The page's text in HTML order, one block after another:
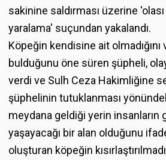
sakinine saldırması üzerine
yaralama' suçundan yakalandı.
Köpeğin kendisine ait
bulduğunu öne süren şüpheli,
verdi ve Sulh Ceza Hakimliğine
şüphelinin tutuklanması
meydana geldiği yerin insanların
yaşayacağı bir alan olduğunu
oluşturan köpeğin